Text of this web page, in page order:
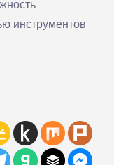
инструментов